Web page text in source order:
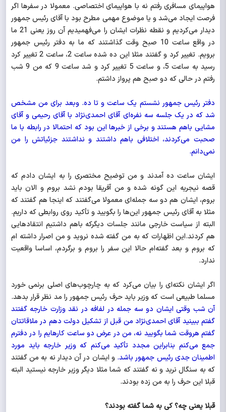
هواپیمای مسافری رفتم نه با هواپیمای اختصاصی. معمولا در سفرها اگر
فرصت ایجاد می‌شد و یا موضوع مهمی مطرح بود با آقای رئیس جمهور
دیدار می‌کردیم و نقطه نظرات ایشان را می‌فهمیدیم آن روز یعنی 21 ما
در واقع ساعت 10 صبح وقت گذاشتند که ما به دفتر رئیس جمهور
برویم. تغییر کرد و گفتند مثلا این ده شده ساعت 2، ساعت 2 تغییر کرد
رسید به ساعت 5، و ساعت 5 تغییر کرد و شد ساعت 9 که من 9 شب
رفتم در حالی که دو صبح هم پرواز داشتم.
دفتر رئیس جمهور نشستم یک ساعت و تا ده. وبعد برای من مشخص
شد که در یک جلسه سه نفره‌ای آقای احمدی‌نژاد با آقای رحیمی و آقای
مشایی باهم هستند و برخی از خبرها این بود که احتمالا در رابطه با ما
صحبت می‌کردند، اختلافی باهم داشتند و نداشتند جزئیاتش را من
نمی‌دانم.
ایشان ساعت ده آمدند و من توضیح مختصری را به ایشان دادم که
قصه نیجریه این گونه شده و من آفریقا بودم نشد بروم و الان باید
بروم، ایشان هم دو سه جمله‌ای معمولا می‌گفتند که اینجا هم گفتند که
مثلا به آقای رئیس جمهور این‌ها را بگویید و تأکید روی روابطی که داریم.
البته از سیاست خارجی مانند جلسات دیگرکه باهم داشتیم انتقادهایی
هم کردند.این اظهارات که به من گفته شده نروید و من اصرار داشته ام
که بروم و بعد گفته‌ام حالا این سفر را بروم و برگردم، اساسا واقعیت
ندارد.
اگر ایشان نکته‌ای را بیان می‌کرد که به چارچوب‌های اصلی برنمی خورد
مسلما طبیعی است که وزیر باید حرف رئیس جمهور را مد نظر قرار بدهد.
آن شب وقتی ایشان دو سه جمله در لفافه در نقد وزارت خارجه گفتند
گفتم ببینید آقای احمدی‌نژاد من قبل از تشکیل دولت دهم در ملاقاتتان
گفتم هروقت شما بگویید نه، من در عرض دو ساعت کارهایم را در دفترم
جمع می‌کنم بنابراین مجدد تأکید می‌کنم که وزیر خارجه باید مورد
اطمینان جدی رئیس جمهور باشد. و ایشان در آن دیدار نه به من گفتند
که به سنگال نرید و نه گفتند که شما مثلا دیگر وزیر خارجه نیستید البته
قبلا این حرف را به من زده بودند.
قبلا یعنی چه؟ کی به شما گفته بودند؟